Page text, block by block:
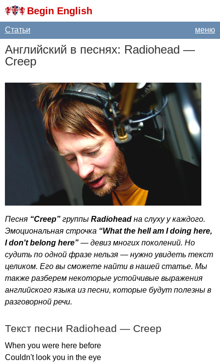
Begin English
меню
Статьи
Английский в песнях: Radiohead —
Creep
Песня “Creep” группы Radiohead на слуху у каждого.
Эмоциональная строчка “What the hell am I doing here,
I don't belong here” — девиз многих поколений. Но
судить по одной фразе нельзя — нужно увидеть текст
целиком. Его вы сможете найти в нашей статье. Мы
также разберем некоторые устойчивые выражения
английского языка из песни, которые будут полезны в
разговорной речи.
Текст песни Radiohead — Creep
When you were here before
Couldn't look you in the eye